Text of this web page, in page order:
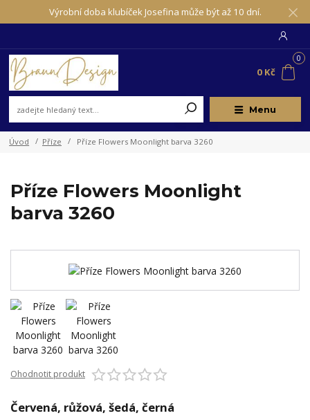
Výrobní doba klubíček Josefina může být až 10 dní.
Menu
0
0 Kč
Úvod Příze Příze Flowers Moonlight barva 3260
Příze Flowers Moonlight
barva 3260
Ohodnotit produkt
Červená, růžová, šedá, černá